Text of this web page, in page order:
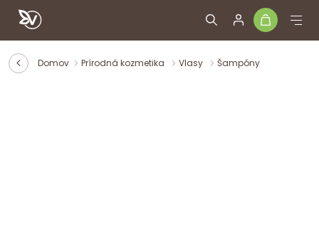
Domov Prírodná kozmetika Vlasy Šampóny